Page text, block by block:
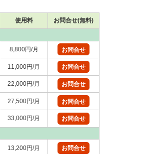
使用料 お問合せ(無料)
8,800円/月 お問合せ
11,000円/月 お問合せ
22,000円/月 お問合せ
27,500円/月 お問合せ
33,000円/月 お問合せ
13,200円/月 お問合せ